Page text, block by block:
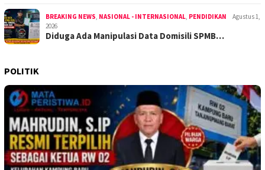
BREAKING NEWS NASIONAL - INTERNASIONAL PENDIDIKAN
Agustus 1,
2026
Diduga Ada Manipulasi Data Domisili SPMB…
POLITIK